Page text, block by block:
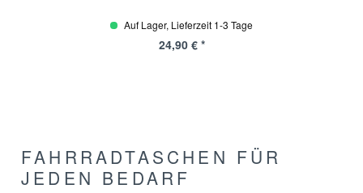
Auf Lager, Lieferzeit 1-3 Tage
24,90 € *
FAHRRADTASCHEN FÜR
JEDEN BEDARF